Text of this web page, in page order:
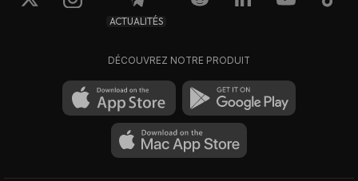
ACTUALITÉS
DÉCOUVREZ NOTRE PRODUIT